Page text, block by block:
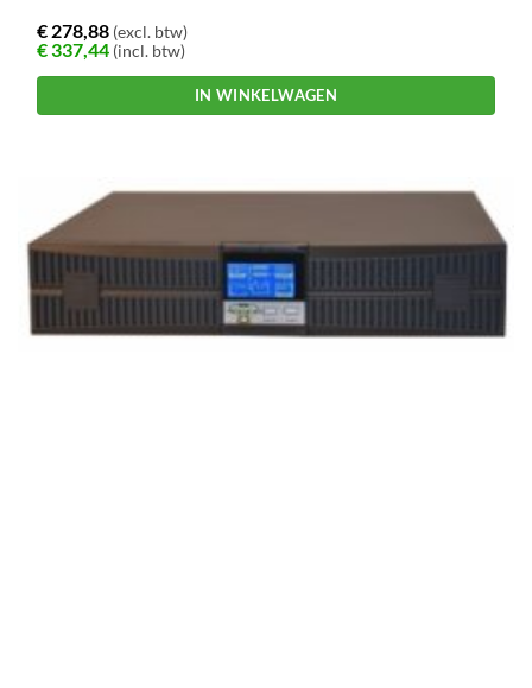
€ 278,88 (excl. btw)
€337,44 (incl. btw)
IN WINKELWAGEN
meerdere
variaties.
optie
gekozen